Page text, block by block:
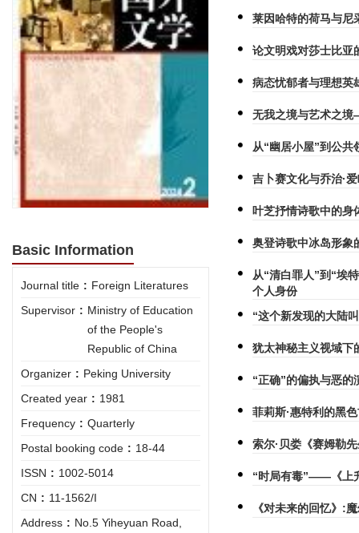
Basic Information
Journal title : Foreign Literatures
Supervisor : Ministry of Education
of the People's
Republic of China
Organizer : Peking University
Created year : 1981
Frequency : Quarterly
Postal booking code : 18-44
ISSN : 1002-5014
CN : 11-1562/I
Address : No.5 Yiheyuan Road,
莱因哈特的荷马与尼
论文明戏对莎士比亚
病态忧郁者与理想
无我之境与艺术之
从“幽居小屋”到公
吉卜赛文化与乔治·
叶芝抒情诗歌中的身
奥登诗歌中冰岛形象
从“清白罪人”到“埃
个人身份
“这个新发现的大陆
犹太神秘主义视域下
“正确”的偏执与恶
菲莉斯·惠特利的黑
索尔·贝娄《赛姆勒
“时局有毒”——《上
《对未来的回忆》: